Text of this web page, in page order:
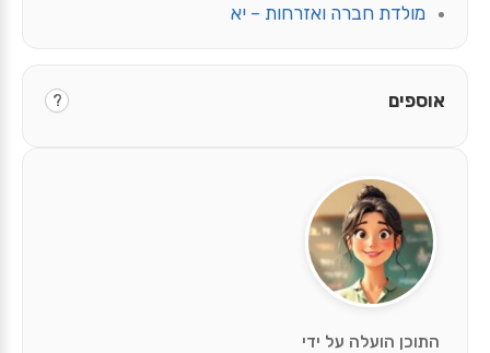
התוכן הועלה על ידי
מולדת חברה ואזרחות – יא
אוספים ?